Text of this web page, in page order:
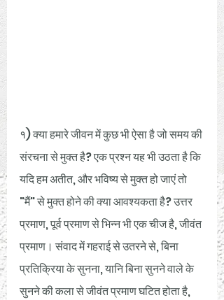
१) क्या हमारे जीवन में कुछ भी ऐसा है जो समय की
संरचना से मुक्त है? एक प्रश्न यह भी उठता है कि
यदि हम अतीत, और भविष्य से मुक्त हो जाएं तो
"मैं" से मुक्त होने की क्या आवश्यकता है? उत्तर
प्रमाण, पूर्व प्रमाण से भिन्न भी एक चीज है, जीवंत
प्रमाण। संवाद में गहराई से उतरने से, बिना
प्रतिक्रिया के सुनना, यानि बिना सुनने वाले के
सुनने की कला से जीवंत प्रमाण घटित होता है,